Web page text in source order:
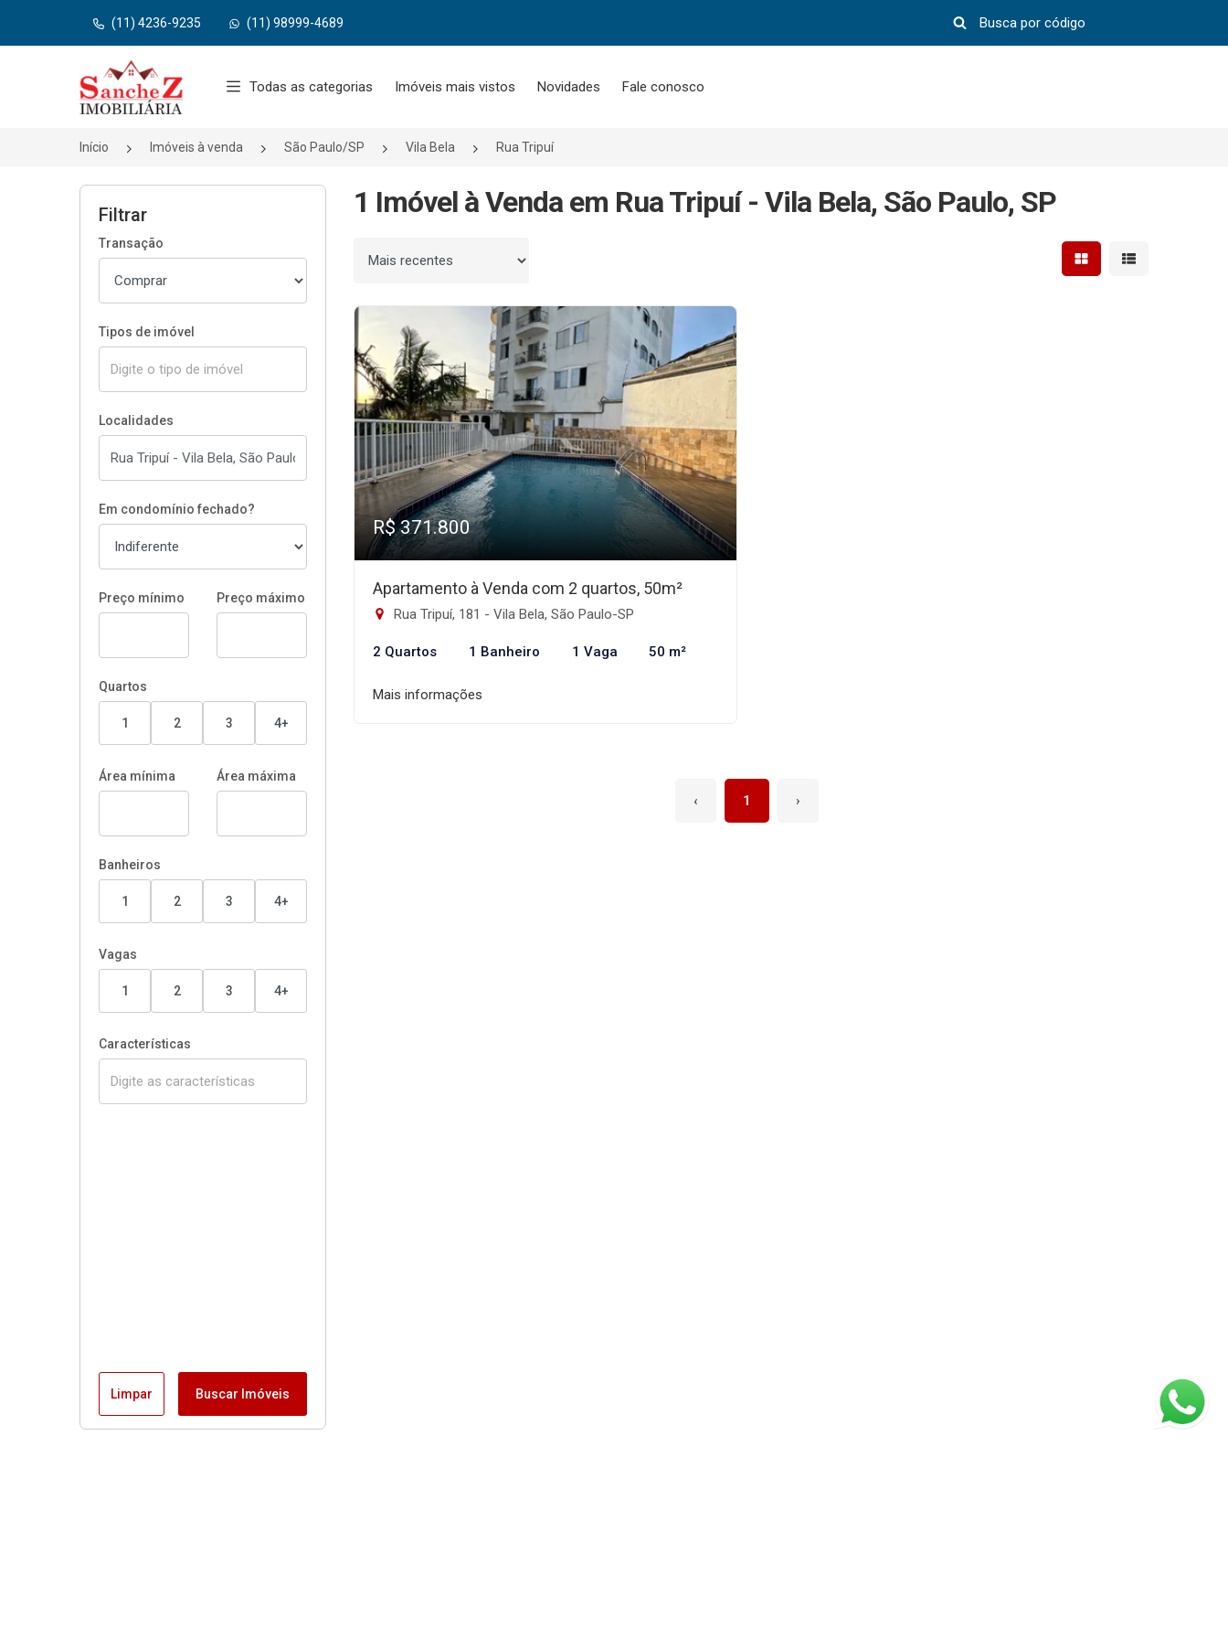
(11) 4236-9235 (11) 98999-4689
Página inicial
Todas as categorias Imóveis mais vistos Novidades Fale conosco
Início Imóveis à venda São Paulo/SP Vila Bela Rua Tripuí
Filtrar
Transação
Tipos de imóvel
Localidades
Em condomínio fechado?
Preço mínimo Preço máximo
Quartos
1 2 3 4+
Área mínima Área máxima
Banheiros
1 2 3 4+
Vagas
1 2 3 4+
Características
Limpar Buscar Imóveis
1 Imóvel à Venda em Rua Tripuí - Vila Bela, São Paulo, SP
Ordenar por Mostrar resultados em
Mostrar
R$ 371.800
Apartamento à Venda com 2 quartos, 50m²
Rua Tripuí, 181 - Vila Bela, São Paulo-SP
2 Quartos 1 Banheiro 1 Vaga 50 m²
Mais informações
‹ 1 ›